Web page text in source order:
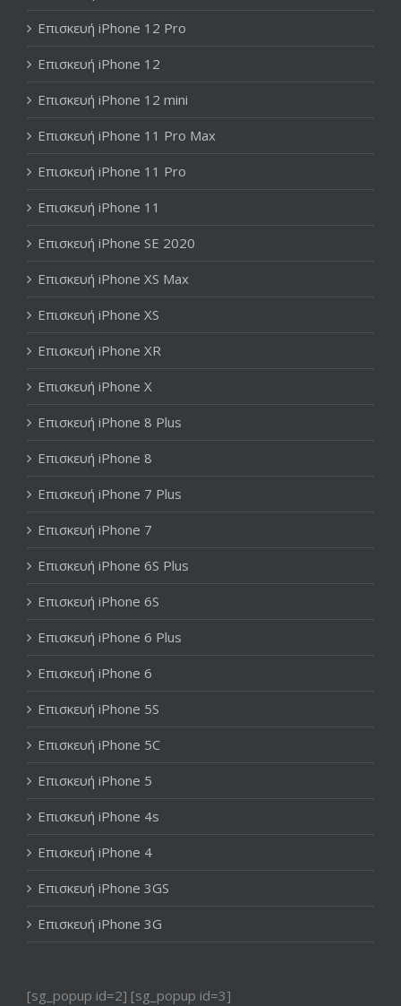
Επισκευή iPhone 12 Pro
Επισκευή iPhone 12
Επισκευή iPhone 12 mini
Επισκευή iPhone 11 Pro Max
Επισκευή iPhone 11 Pro
Επισκευή iPhone 11
Επισκευή iPhone SE 2020
Επισκευή iPhone XS Max
Επισκευή iPhone XS
Επισκευή iPhone XR
Επισκευή iPhone X
Επισκευή iPhone 8 Plus
Επισκευή iPhone 8
Επισκευή iPhone 7 Plus
Επισκευή iPhone 7
Επισκευή iPhone 6S Plus
Επισκευή iPhone 6S
Επισκευή iPhone 6 Plus
Επισκευή iPhone 6
Επισκευή iPhone 5S
Επισκευή iPhone 5C
Επισκευή iPhone 5
Επισκευή iPhone 4s
Επισκευή iPhone 4
Επισκευή iPhone 3GS
Επισκευή iPhone 3G
[sg_popup id=2] [sg_popup id=3]